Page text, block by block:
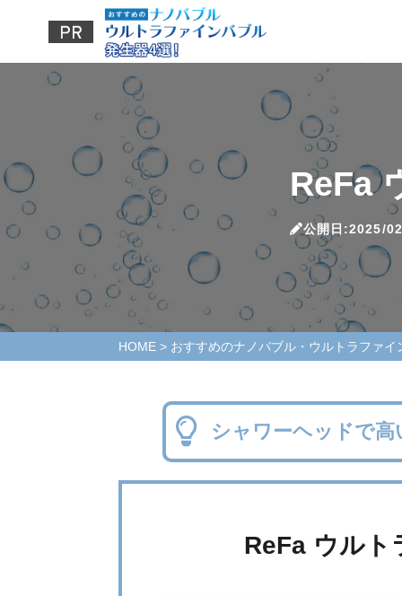
ReFa
公開日:2025/
HOME > おすすめのナノバブル・ウルトラファイ
シャワーヘッドで
ReFa ウルト